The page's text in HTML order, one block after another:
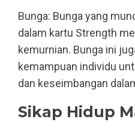
Bunga: Bunga yang
dalam kartu Strength
kemurnian. Bunga ini
kemampuan individu
dan keseimbangan
Sikap Hidup